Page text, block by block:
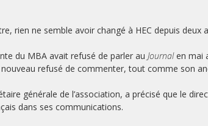
rien ne semble avoir changé à HEC depuis deux
du MBA avait refusé de parler au Journalen mai
nouveau refusé de commenter, tout comme son
générale de l’association, a précisé que le
dans ses communications.